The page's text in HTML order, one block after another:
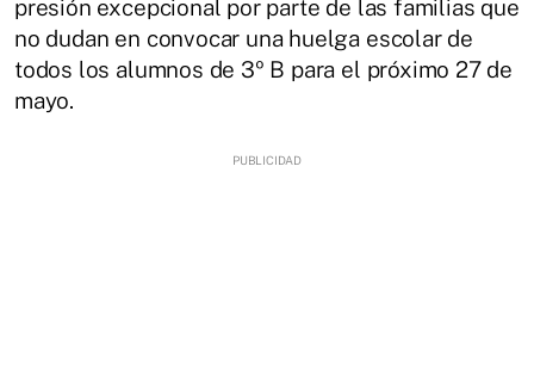
presión excepcional por parte de las familias que
no dudan en convocar una huelga escolar de
todos los alumnos de 3º B para el próximo 27 de
mayo.